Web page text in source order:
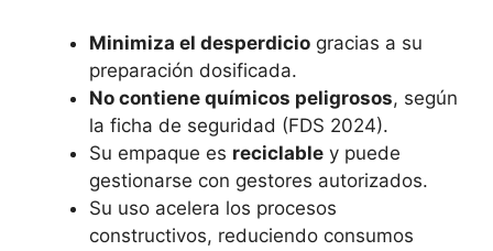
Minimiza el desperdicio gracias a su
preparación dosificada.
No contiene químicos peligrosos, según
la ficha de seguridad (FDS 2024).
Su empaque es reciclable y puede
gestionarse con gestores autorizados.
Su uso acelera los procesos
constructivos, reduciendo consumos